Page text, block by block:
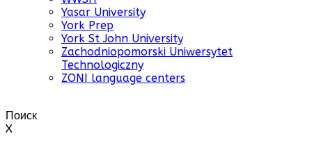
Yasar University
York Prep
York St John University
Zachodniopomorski Uniwersytet
Technologiczny
ZONI language centers
Поиск
X